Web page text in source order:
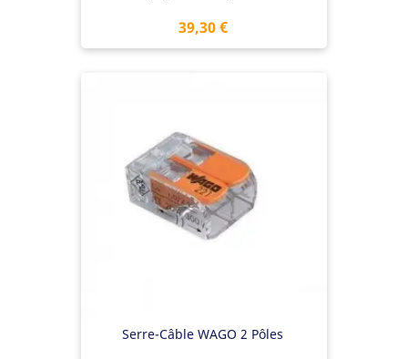
Prix
39,30 €
Serre-Câble WAGO 2 Pôles